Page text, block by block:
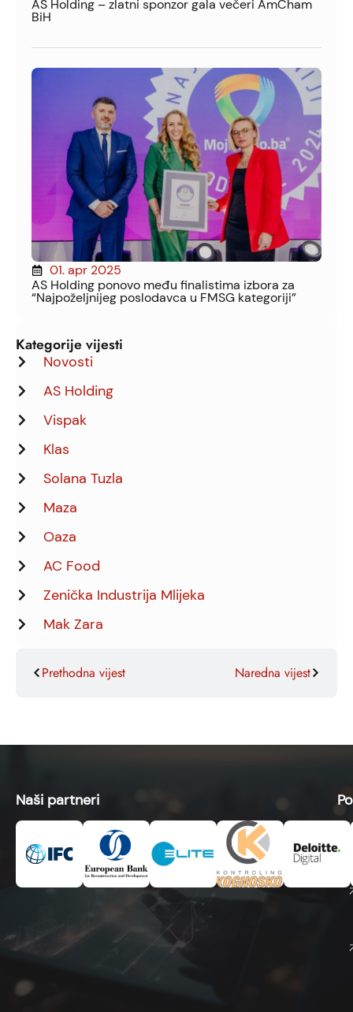
AS Holding – zlatni sponzor gala večeri AmCham
BiH
01. apr 2025
AS Holding ponovo među finalistima izbora za
“Najpoželjnijeg poslodavca u FMSG kategoriji”
Kategorije vijesti
Novosti
AS Holding
Vispak
Klas
Solana Tuzla
Maza
Oaza
AC Food
Zenička Industrija Mlijeka
Mak Zara
Prethodna vijest Naredna vijest
Naši partneri